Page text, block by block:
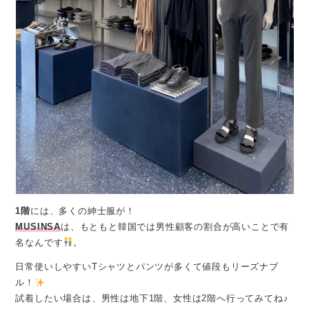
1階には、多くの紳士服が！
MUSINSAは、もともと韓国では男性顧客の割合が高いことで有
名なんです
。
日常使いしやすいTシャツとパンツが多くて値段もリーズナブ
ル！
試着したい場合は、男性は地下1階、女性は2階へ行ってみてね♪